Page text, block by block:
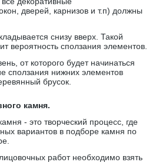
дверей, карнизов и т.п) должны
снизу вверх. Такой
вероятность сползания элементов.
от которого будет начинаться
сползания нижних элементов
брусок.
камня.
- это творческий процесс, где
вариантов в подборе камня по
работ необходимо взять